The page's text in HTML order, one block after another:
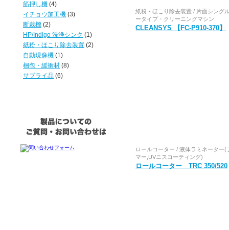
紙粉・ほこり除去装置 / 片面シング
ータイプ・クリーニングマシン
CLEANSYS 【FC-P910-370】
ロールコーター / 液体ラミネーター(
マー,UVニスコーティング)
ロールコーター TRC 350/520
筋押し機 (4)
イチョウ加工機 (3)
断裁機 (2)
HP/Indigo 洗浄シンク (1)
紙粉・ほこり除去装置 (2)
自動現像機 (1)
梱包・緩衝材 (8)
サプライ品 (6)